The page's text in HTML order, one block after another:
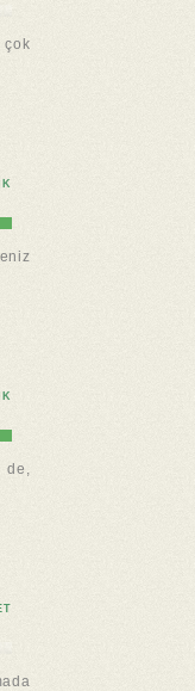
çok
de,